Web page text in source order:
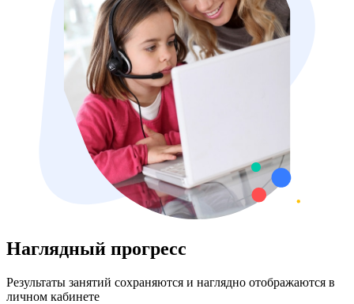
Наглядный прогресс
Результаты занятий сохраняются и наглядно отображаются в
личном кабинете